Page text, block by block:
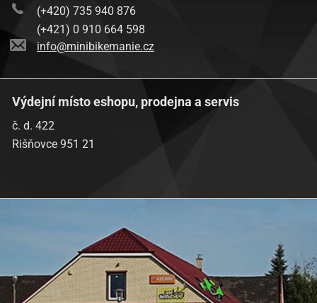
(+420) 735 940 876
(+421) 0 910 664 598
info@minibikemanie.cz
Výdejní místo eshopu, prodejna a servis
č. d. 422
Rišňovce 951 21